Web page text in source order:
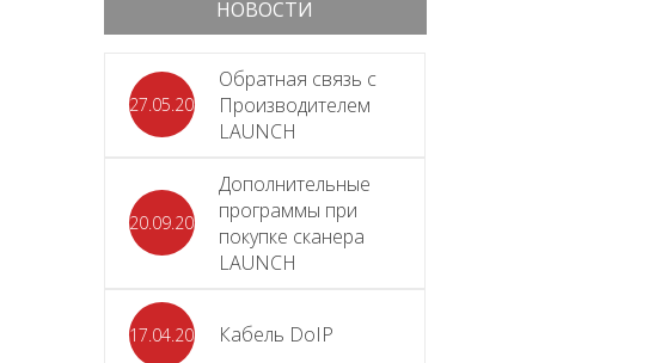
НОВОСТИ
27.05.2026
Обратная связь с
Производителем
LAUNCH
20.09.2025
Дополнительные
программы при
покупке сканера
LAUNCH
17.04.2024 Кабель DoIP